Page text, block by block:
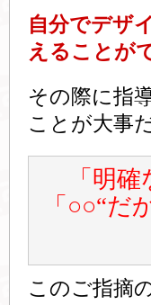
自分でデザ
えることが
その際に指
ことが大事
「明
「○○“だ
このご指摘